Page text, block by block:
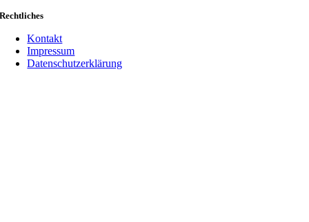
Rechtliches
Kontakt
Impressum
Datenschutzerklärung